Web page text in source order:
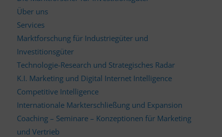
Über uns
Services
Marktforschung für Industriegüter und
Investitionsgüter
Technologie-Research und Strategisches Radar
K.I. Marketing und Digital Internet Intelligence
Competitive Intelligence
Internationale Markterschließung und Expansion
Coaching – Seminare – Konzeptionen für Marketing
und Vertrieb